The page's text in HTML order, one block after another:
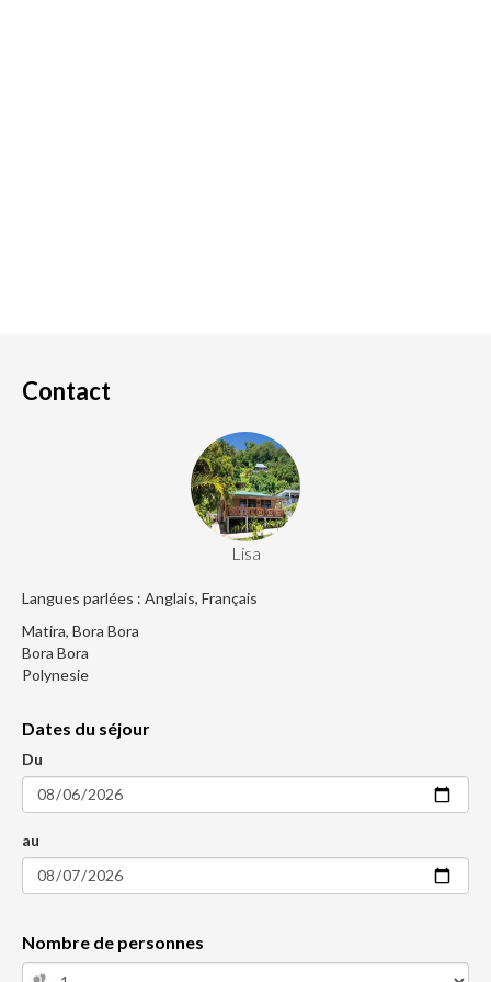
Contact
Lisa
Langues parlées : Anglais, Français
Matira, Bora Bora
Bora Bora
Polynesie
Dates du séjour
Du
au
Nombre de personnes